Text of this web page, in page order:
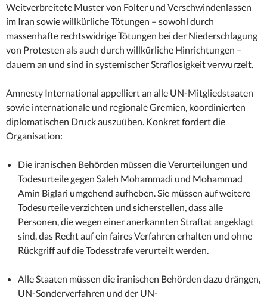
Weitverbreitete Muster von Folter und Verschwindenlassen
im Iran sowie willkürliche Tötungen – sowohl durch
massenhafte rechtswidrige Tötungen bei der Niederschlagung
von Protesten als auch durch willkürliche Hinrichtungen –
dauern an und sind in systemischer Straflosigkeit verwurzelt.
Amnesty International appelliert an alle UN-Mitgliedstaaten
sowie internationale und regionale Gremien, koordinierten
diplomatischen Druck auszuüben. Konkret fordert die
Organisation:
Die iranischen Behörden müssen die Verurteilungen und
Todesurteile gegen Saleh Mohammadi und Mohammad
Amin Biglari umgehend aufheben. Sie müssen auf weitere
Todesurteile verzichten und sicherstellen, dass alle
Personen, die wegen einer anerkannten Straftat angeklagt
sind, das Recht auf ein faires Verfahren erhalten und ohne
Rückgriff auf die Todesstrafe verurteilt werden.
Alle Staaten müssen die iranischen Behörden dazu drängen,
UN-Sonderverfahren und der UN-